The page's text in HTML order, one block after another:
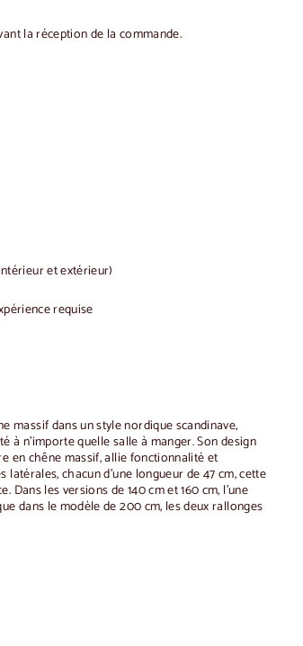
la réception de la commande.
et extérieur)
requise
massif dans un style nordique scandinave,
à n'importe quelle salle à manger. Son design
en chêne massif, allie fonctionnalité et
chacun d'une longueur de 47 cm, cette
Dans les versions de 140 cm et 160 cm, l'une
dans le modèle de 200 cm, les deux rallonges